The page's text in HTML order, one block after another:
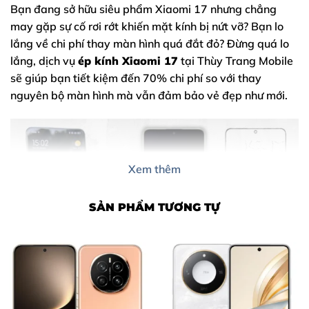
Bạn đang sở hữu siêu phẩm Xiaomi 17 nhưng chẳng
may gặp sự cố rơi rớt khiến mặt kính bị nứt vỡ? Bạn lo
lắng về chi phí thay màn hình quá đắt đỏ? Đừng quá lo
lắng, dịch vụ ép kính Xiaomi 17 tại Thùy Trang Mobile
sẽ giúp bạn tiết kiệm đến 70% chi phí so với thay
nguyên bộ màn hình mà vẫn đảm bảo vẻ đẹp như mới.
Xem thêm
SẢN PHẨM TƯƠNG TỰ